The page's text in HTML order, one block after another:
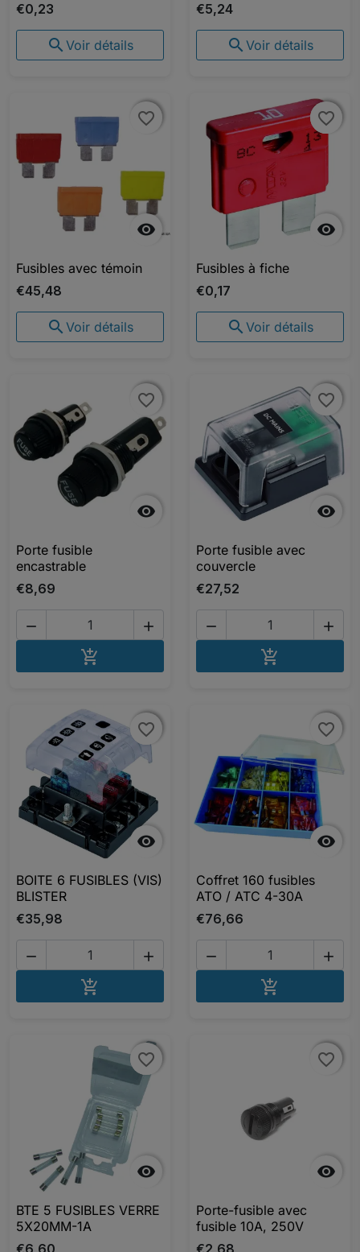
€0,23
 Voir détails
€5,24
 Voir détails

favorite_border
favorite_border
Fusibles avec témoin
€45,48
 Voir détails

favorite_border
favorite_border
Fusibles à fiche
€0,17
 Voir détails

favorite_border
favorite_border
Porte fusible
encastrable
€8,69
 


favorite_border
favorite_border
Porte fusible avec
couvercle
€27,52
 


favorite_border
favorite_border
BOITE 6 FUSIBLES (VIS)
BLISTER
€35,98
 


favorite_border
favorite_border
Coffret 160 fusibles
ATO / ATC 4-30A
€76,66
 


favorite_border
favorite_border
BTE 5 FUSIBLES VERRE
5X20MM-1A
€6,60

favorite_border
favorite_border
Porte-fusible avec
fusible 10A, 250V
€2,68